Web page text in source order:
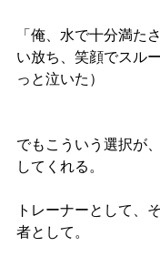
「俺、水で十分満た
い放ち、笑顔でスル
っと泣いた）
でもこういう選択が
してくれる。
トレーナーとして、
者として。